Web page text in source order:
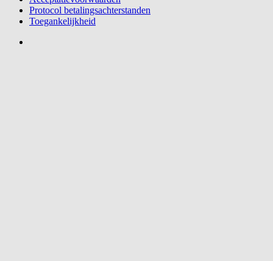
Protocol betalingsachterstanden
Toegankelijkheid